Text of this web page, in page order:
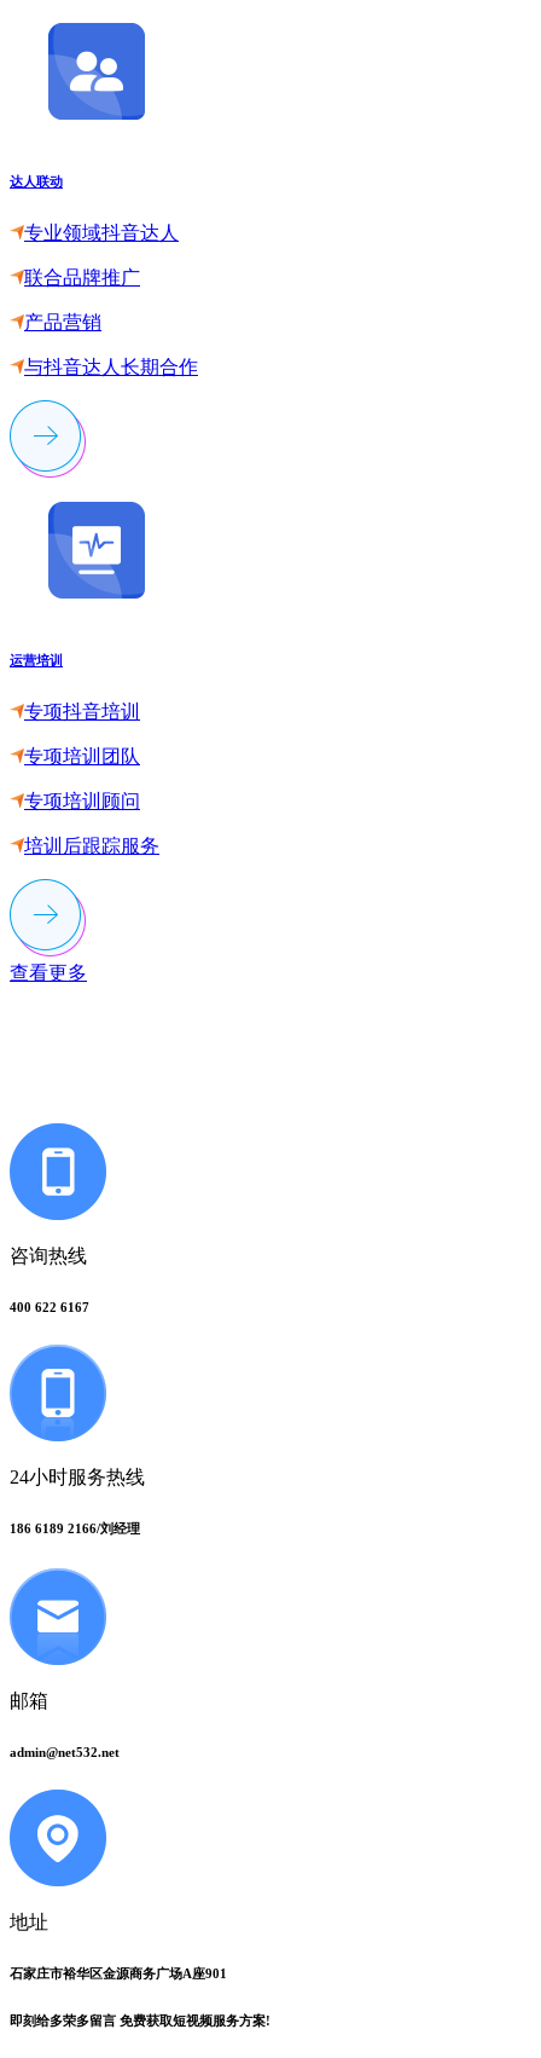
达人联动
专业领域抖音达人
联合品牌推广
产品营销
与抖音达人长期合作
运营培训
专项抖音培训
专项培训团队
专项培训顾问
培训后跟踪服务
查看更多
咨询热线
400 622 6167
24小时服务热线
186 6189 2166/刘经理
邮箱
admin@net532.net
地址
石家庄市裕华区金源商务广场A座901
即刻给多荣多留言 免费获取短视频服务方案!